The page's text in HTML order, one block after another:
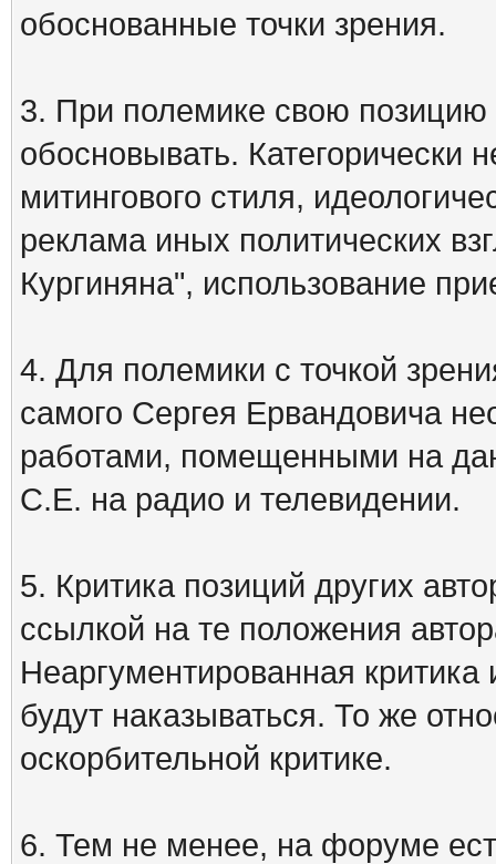
обоснованные точки зрения.
3. При полемике свою
обосновывать. Категорически
митингового стиля,
реклама иных политических
Кургиняна", использование
4. Для полемики с точкой
самого Сергея Ервандовича
работами, помещенными на
С.Е. на радио и телевидении.
5. Критика позиций других
ссылкой на те положения
Неаргументированная
будут наказываться. То же
оскорбительной критике.
6. Тем не менее, на форуме